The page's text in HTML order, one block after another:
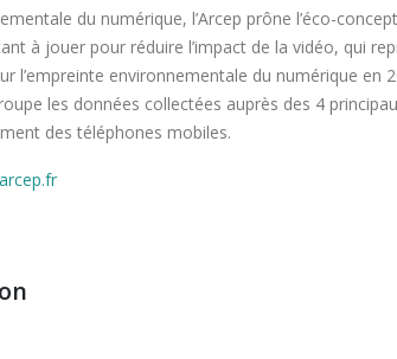
du numérique, l’Arcep prône l’éco-
à jouer pour réduire l’impact de la vidéo, qui
l’empreinte environnementale du numérique
les données collectées auprès des 4
des téléphones mobiles.